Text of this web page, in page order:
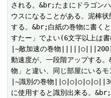
される。&br;たまにドラゴン
ウスになることがある。泥棒
する。&br;白紙の巻物に書く
すたー」でよい(6文字以上は
|~敵加速の巻物
動速度が、一段階アップする
物」と違い、同じ部屋にいる
|~識別の巻物
に使用すると識別出来る。